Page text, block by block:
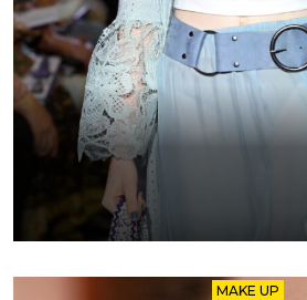
MAKE UP